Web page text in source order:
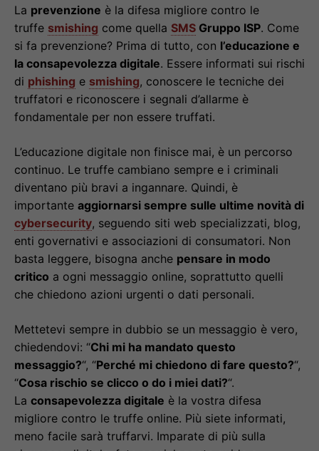
La prevenzione è la difesa migliore contro le
truffe smishing come quella SMS Gruppo ISP. Come
si fa prevenzione? Prima di tutto, con l’educazione e
la consapevolezza digitale. Essere informati sui rischi
di phishing e smishing, conoscere le tecniche dei
truffatori e riconoscere i segnali d’allarme è
fondamentale per non essere truffati.
L’educazione digitale non finisce mai, è un percorso
continuo. Le truffe cambiano sempre e i criminali
diventano più bravi a ingannare. Quindi, è
importante aggiornarsi sempre sulle ultime novità di
cybersecurity, seguendo siti web specializzati, blog,
enti governativi e associazioni di consumatori. Non
basta leggere, bisogna anche pensare in modo
critico a ogni messaggio online, soprattutto quelli
che chiedono azioni urgenti o dati personali.
Mettetevi sempre in dubbio se un messaggio è vero,
chiedendovi: “Chi mi ha mandato questo
messaggio?“, “Perché mi chiedono di fare questo?“,
“Cosa rischio se clicco o do i miei dati?“.
La consapevolezza digitale è la vostra difesa
migliore contro le truffe online. Più siete informati,
meno facile sarà truffarvi. Imparate di più sulla